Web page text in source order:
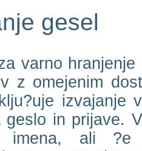
gesel
varno
z omejenim
izvajanje
geslo in prijave.
imena, ali